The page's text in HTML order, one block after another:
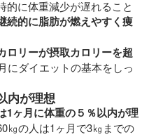
的に体重減少が遅れること
続的に脂肪が燃えやすく痩
ロリーが摂取カロリーを超
にダイエットの基本をしっ
内が理想
1ヶ月に体重の５％以内が理
㎏の人は1ヶ月で3㎏までの